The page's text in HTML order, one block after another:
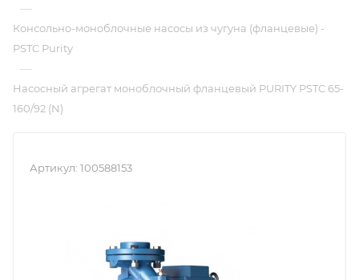
—
Консольно-моноблочные насосы из чугуна (фланцевые) -
PSTC Purity
—
Насосный агрегат моноблочный фланцевый PURITY PSTC 65-
160/92 (N)
Артикул: 100588153